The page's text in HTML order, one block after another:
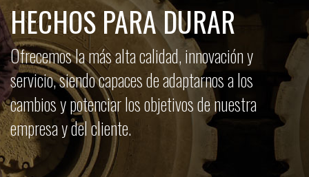
HECHOS PARA DURAR
Ofrecemos la más alta calidad, innovación y
servicio, siendo capaces de adaptarnos a los
cambios y potenciar los objetivos de nuestra
empresa y del cliente.